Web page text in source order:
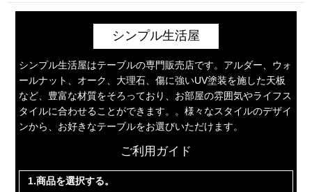
シンプル生活屋
シンプル生活屋はテーブルの専門販売店です。アルダー、ウォ
ールナット、オーク、大理石、傷に強いUV塗装を施した天板
など、豊富な材質をそろっており、お部屋の雰囲気やライフス
タイルに合わせることができます。。様々なスタイルのデザイ
ンから、お好きなテーブルをお選びいただけます。
ご利用ガイド
1.商品を選択する。